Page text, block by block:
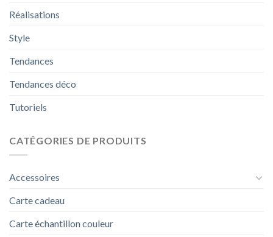
Réalisations
Style
Tendances
Tendances déco
Tutoriels
CATÉGORIES DE PRODUITS
Accessoires
Carte cadeau
Carte échantillon couleur